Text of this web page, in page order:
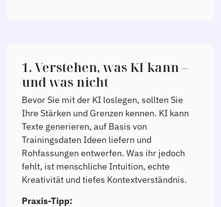
1. Verstehen, was KI kann –
und was nicht
Bevor Sie mit der KI loslegen, sollten Sie
Ihre Stärken und Grenzen kennen. KI kann
Texte generieren, auf Basis von
Trainingsdaten Ideen liefern und
Rohfassungen entwerfen. Was ihr jedoch
fehlt, ist menschliche Intuition, echte
Kreativität und tiefes Kontextverständnis.
Praxis-Tipp: